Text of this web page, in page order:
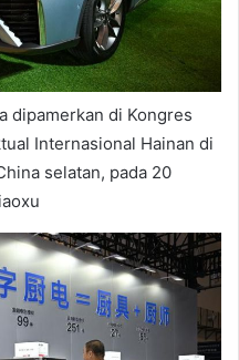
dipamerkan di Kongres
Internasional Hainan di
selatan, pada 20